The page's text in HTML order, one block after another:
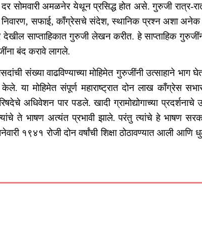
सोमवारी अमळनेर येथून प्रसिद्ध होत असे. गुरुजी रात्र-
निवारण, सफाई, काँग्रेसचे संदेश, स्थानिक प्रश्न अशा अनेक
देखील साप्ताहिकात गुरुजी लेखन करीत. हे साप्ताहिक
बंद करावे लागले.
संख्या वाढविण्याच्या मोहिमेत गुरुजींनी उत्साहाने
केले. या मोहिमेत संपूर्ण महाराष्ट्रात दोन लाख काँग्रेस
अधिवेशन पार पडले. खादी ग्रामोद्योगाच्या
ते भाषण अत्यंत प्रभावी झाले. परंतु त्यांचे हे भाषण
१९४१ रोजी दोन वर्षांची शिक्षा ठोठावण्यात आली आणि